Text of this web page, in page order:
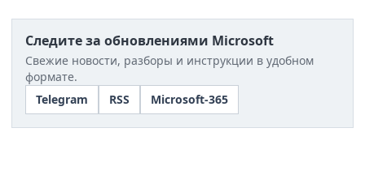
Следите за обновлениями Microsoft
Свежие новости, разборы и инструкции в удобном
формате.
Telegram
RSS Microsoft-365